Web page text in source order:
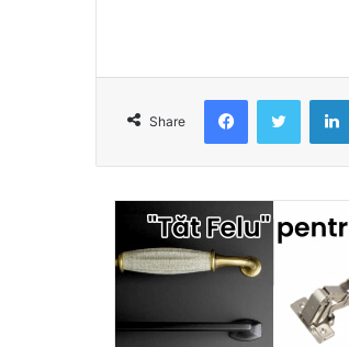
Share
FacebookTwitter